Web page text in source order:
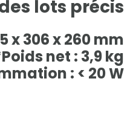
lots précis.
x 306 x 260 mm*
Poids net : 3,9 kg*
: < 20 W*